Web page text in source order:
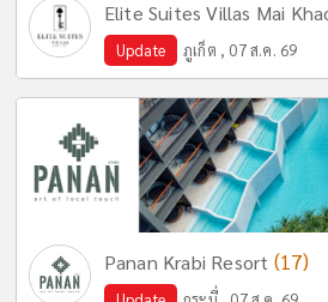
Elite Suites Villas Mai
Update ภูเก็ต , 07 ส.ค. 69
Panan Krabi Resort (17)